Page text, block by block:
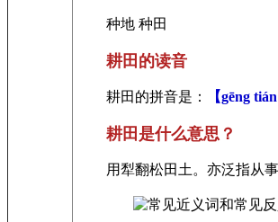
种地 种田
耕田的读音
耕田的拼音是： 【gēng tián
耕田是什么意思？
用犁翻松田土。亦泛指从事